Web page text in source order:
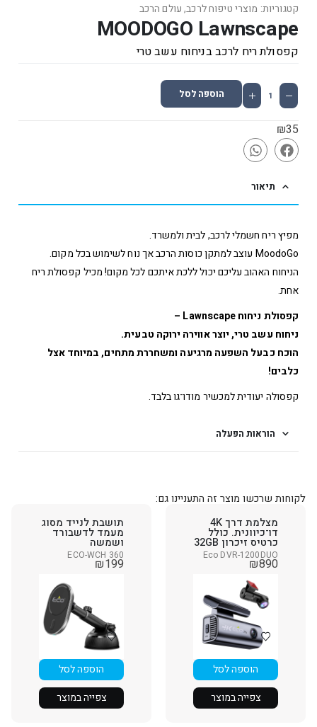
קטגוריות: מוצרי טיפוח לרכב,עולם הרכב
MOODOGO Lawnscape
קפסולת ריח לרכב בניחוח עשב טרי
₪35
הוספה לסל
תיאור
מפיץ ריח חשמלי לרכב, לבית ולמשרד.
MoodoGo עוצב למתקן כוסות הרכב אך נוח לשימוש בכל מקום.
הניחוח האהוב עליכם יכול ללכת איתכם לכל מקום! מכיל קפסולת ריח
אחת.
קפסולת ניחוח Lawnscape –
ניחוח עשב טרי, יוצר אווירה ירוקה טבעית.
הוכח כבעל השפעה מרגיעה ומשחררת מתחים, במיוחד אצל
כלבים!
קפסולה יעודית למכשיר מודו־גו בלבד.
הוראות הפעלה
לקוחות שרכשו מוצר זה התעניינו גם:
מצלמת דרך 4K
דו־כיוונית. כולל
כרטיס זיכרון 32GB
Eco DVR-1200DUO
₪890
הוספה לסל
צפייה במוצר
תושבת לנייד מסוג
מעמד לדשבורד
ושמשה
ECO-WCH 360
₪199
הוספה לסל
צפייה במוצר